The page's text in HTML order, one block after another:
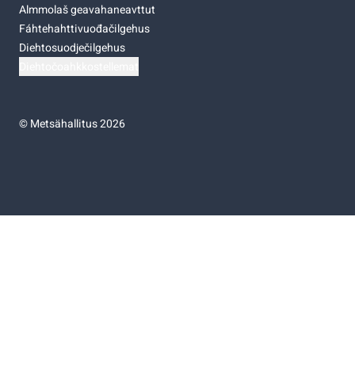
Almmolaš geavahaneavttut
Fáhtehahttivuođačilgehus
Diehtosuodječilgehus
©Metsähallitus 2026